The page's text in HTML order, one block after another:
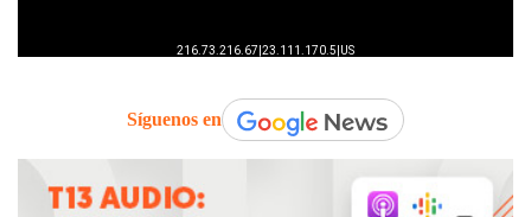
Síguenos en